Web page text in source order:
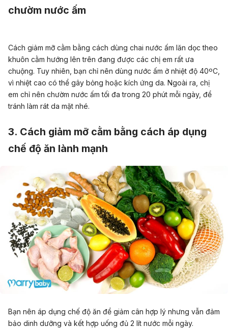
chườm nước ấm
Cách giảm mỡ cằm bằng cách dùng chai nước ấm lăn dọc theo
khuôn cằm hướng lên trên đang được các chị em rất ưa
chuộng. Tuy nhiên, bạn chỉ nên dùng nước ấm ở nhiệt độ 40ºC,
vì nhiệt cao có thể gây bỏng hoặc kích ứng da. Ngoài ra, chị
em chỉ nên chườm nước ấm tối đa trong 20 phút mỗi ngày, để
tránh làm rát da mặt nhé.
3. Cách giảm mỡ cằm bằng cách áp dụng
chế độ ăn lành mạnh
Bạn nên áp dụng chế độ ăn để giảm cân hợp lý nhưng vẫn đảm
bảo dinh dưỡng và kết hợp uống đủ 2 lít nước mỗi ngày.